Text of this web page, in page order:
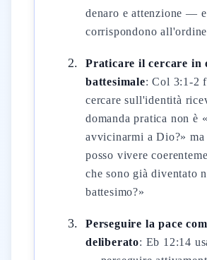
denaro e attenzione — e
corrispondono
Praticare il cercare in
battesimale: Col 3:1-2
cercare sull'identità
domanda pratica non è
avvicinarmi a Dio?» ma
posso vivere
che sono già diventato
battesimo?»
Perseguire la pace
deliberato: Eb 12:14